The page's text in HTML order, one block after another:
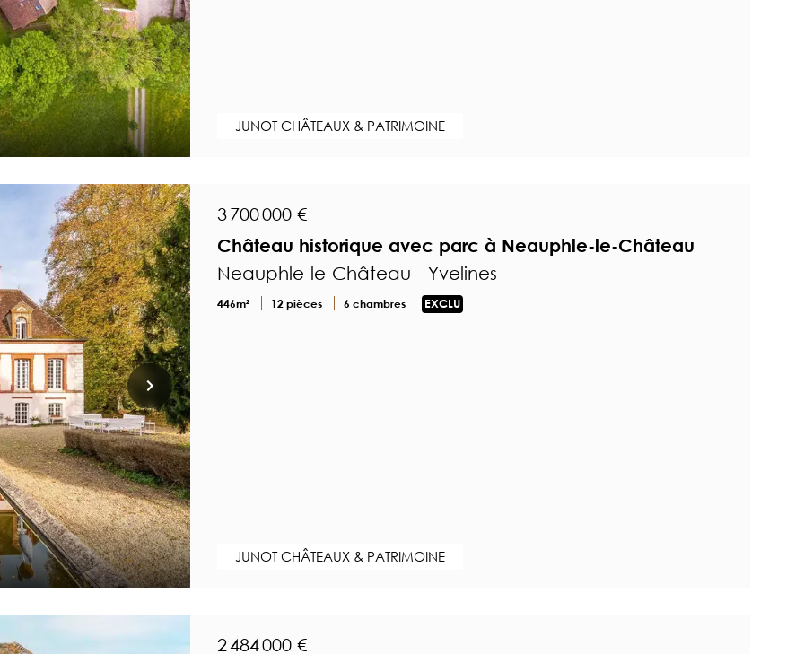
JUNOT CHÂTEAUX & PATRIMOINE
3 700 000 €
Château historique avec parc à Neauphle-le-Château
Neauphle-le-Château - Yvelines
446m² 12 pièces 6 chambres EXCLU
JUNOT CHÂTEAUX & PATRIMOINE
2 484 000 €